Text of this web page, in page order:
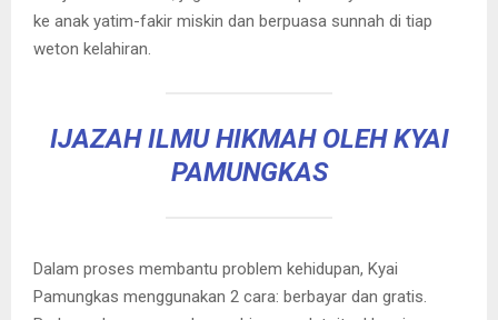
ke anak yatim-fakir miskin dan berpuasa sunnah di tiap
weton kelahiran.
IJAZAH ILMU HIKMAH OLEH KYAI
PAMUNGKAS
Dalam proses membantu problem kehidupan, Kyai
Pamungkas menggunakan 2 cara: berbayar dan gratis.